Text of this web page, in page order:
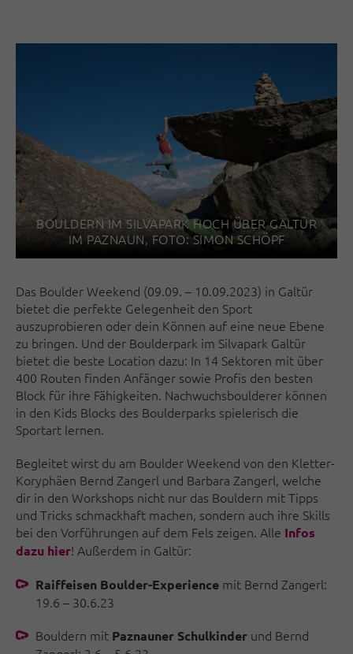
BOULDERN IM SILVAPARK HOCH ÜBER GALTÜR
IM PAZNAUN, FOTO: SIMON SCHÖPF
Das Boulder Weekend (09.09. – 10.09.2023) in Galtür
bietet die perfekte Gelegenheit den Sport
auszuprobieren oder dein Können auf eine neue Ebene
zu bringen. Und der Boulderpark im Silvapark Galtür
bietet die beste Location dazu: In 14 Sektoren mit über
400 Routen finden Anfänger sowie Profis den besten
Block für ihre Fähigkeiten. Nachwuchsboulderer können
in den Kids Blocks des Boulderparks spielerisch die
Sportart lernen.
Begleitet wirst du am Boulder Weekend von den Kletter-
Koryphäen Bernd Zangerl und Barbara Zangerl, welche
dir in den Workshops nicht nur das Bouldern mit Tipps
und Tricks schmackhaft machen, sondern auch ihre Skills
bei den Vorführungen auf dem Fels zeigen. Alle Infos
dazu hier! Außerdem in Galtür:
Raiffeisen Boulder-Experience mit Bernd Zangerl:
19.6 – 30.6.23
Bouldern mit Paznauner Schulkinder und Bernd